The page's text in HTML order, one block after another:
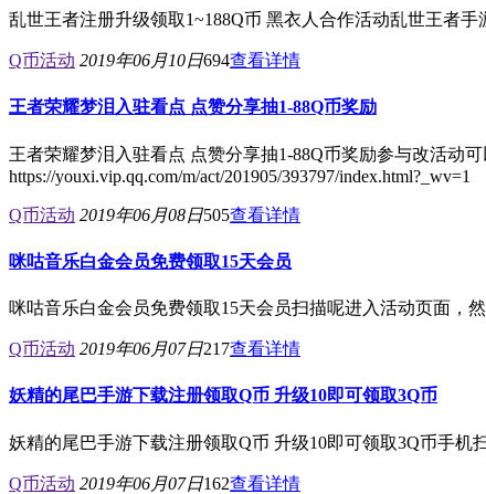
乱世王者注册升级领取1~188Q币 黑衣人合作活动乱世王者
Q币活动 2019年06月10日694查看详情
王者荣耀梦泪入驻看点 点赞分享抽1-88Q币奖励
王者荣耀梦泪入驻看点 点赞分享抽1-88Q币奖励参与改活动
https://youxi.vip.qq.com/m/act/201905/393797/index.html?_wv=1
Q币活动 2019年06月08日505查看详情
咪咕音乐白金会员免费领取15天会员
咪咕音乐白金会员免费领取15天会员扫描呢进入活动页面，
Q币活动 2019年06月07日217查看详情
妖精的尾巴手游下载注册领取Q币 升级10即可领取3Q币
妖精的尾巴手游下载注册领取Q币 升级10即可领取3Q币手机
Q币活动 2019年06月07日162查看详情